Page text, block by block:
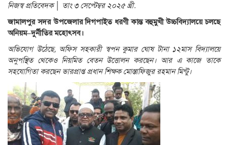
নিজস্ব প্রতিবেদক │ তাং ৩ সেপ্টেম্বর ২০২৫ খ্রী.
জামালপুর সদর উপজেলার দিগপাইত ধরণী কান্ত বহুমুখী উচ্চবিদ্যালয়ে চলছে
অনিয়ম–দুর্নীতির মহোৎসব।
অভিযোগ উঠেছে, অফিস সহকারী স্বপন কুমার ঘোষ টানা ১২মাস বিদ্যালয়ে
অনুপস্থিত থেকেও নিয়মিত বেতন উত্তোলন করছেন। আর এ কাজে তাকে
সহযোগিতা করছেন ভারপ্রাপ্ত প্রধান শিক্ষক মোস্তাফিজুর রহমান মিন্টু।